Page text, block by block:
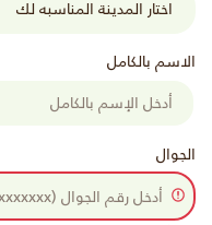
الاسم بالكامل
الجوال